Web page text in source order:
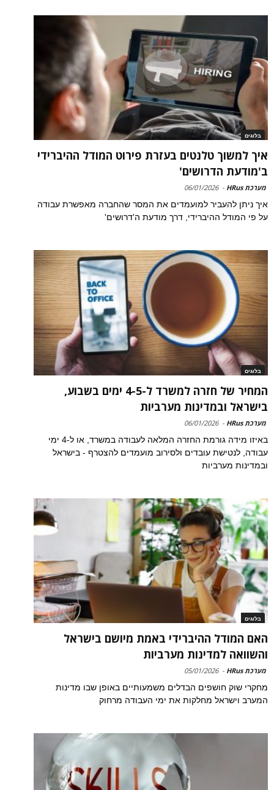
בלוגים
איך למשוך טלנטים בעזרת פירוט המודל ההיברידי
ב'מודעת הדרושים'
מערכת HRus -
06/01/2026
איך ניתן להעביר למועמדים את המסר שהחברה מאפשרת עבודה
על פי המודל ההיברידי, דרך מודעת ה'דרושים'
בלוגים
המחיר של חזרה למשרד ל-4-5 ימים בשבוע,
בישראל ובמדינות מערביות
מערכת HRus -
06/01/2026
באיזו מידה גורמת החזרה המלאה לעבודה במשרד, או ל-4 ימי
עבודה, לנטישת עובדים ולסירוב מועמדים להצטרף - בישראל
ובמדינות מערביות
בלוגים
האם המודל ההיברידי באמת מיושם בישראל
והשוואה למדינות מערביות
מערכת HRus -
05/01/2026
מחקרי שוק חושפים הבדלים משמעותיים באופן שבו מדינות
המערב וישראל מחלקות את ימי העבודה מרחוק